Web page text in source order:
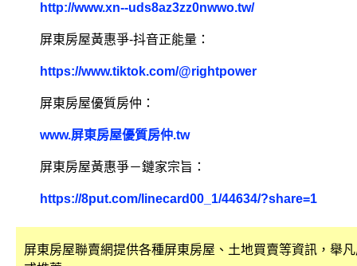
http://www.xn--uds8az3zz0nwwo.tw/
屏東房屋黃惠爭-抖音正能量：
https://www.tiktok.com/@rightpower
屏東房屋優質房仲：
www.屏東房屋優質房仲.tw
屏東房屋黃惠爭－鏈家宗旨：
https://8put.com/linecard00_1/44634/?share=1
屏東房屋聯賣網提供各種屏東房屋、土地買賣等資訊，舉